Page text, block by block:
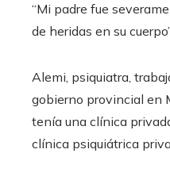
“Mi padre fue
de heridas en su
Alemi, psiquiatra,
gobierno provincial en
tenía una clínica
clínica psiquiátrica